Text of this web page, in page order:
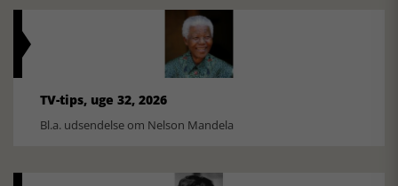
TV-tips, uge 32, 2026
Bl.a. udsendelse om Nelson Mandela